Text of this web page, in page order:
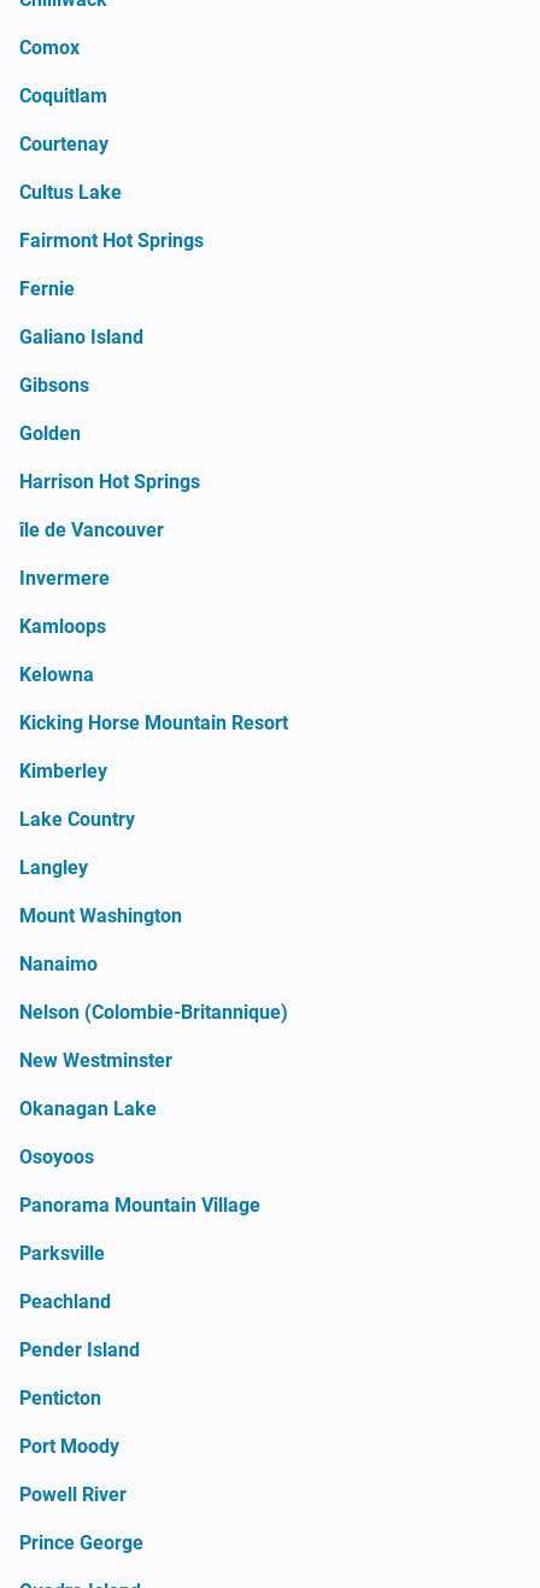
Comox
Coquitlam
Courtenay
Cultus Lake
Fairmont Hot Springs
Fernie
Galiano Island
Gibsons
Golden
Harrison Hot Springs
île de Vancouver
Invermere
Kamloops
Kelowna
Kicking Horse Mountain Resort
Kimberley
Lake Country
Langley
Mount Washington
Nanaimo
Nelson (Colombie-Britannique)
New Westminster
Okanagan Lake
Osoyoos
Panorama Mountain Village
Parksville
Peachland
Pender Island
Penticton
Port Moody
Powell River
Prince George